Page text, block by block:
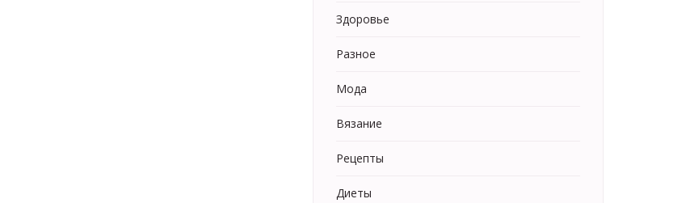
Здоровье
Разное
Мода
Вязание
Рецепты
Диеты